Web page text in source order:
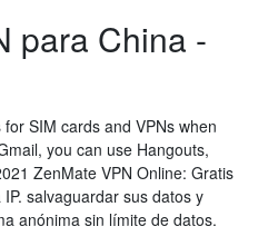
para China -
SIM cards and VPNs when
you can use Hangouts,
ZenMate VPN Online: Gratis
salvaguardar sus datos y
anónima sin límite de datos.